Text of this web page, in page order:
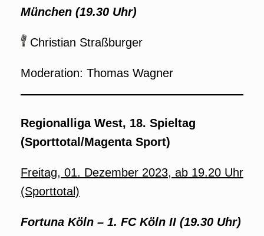
München (19.30 Uhr)
Christian Straßburger
Moderation: Thomas Wagner
Regionalliga West, 18. Spieltag
(Sporttotal/Magenta Sport)
Freitag, 01. Dezember 2023, ab 19.20 Uhr
(Sporttotal)
Fortuna Köln – 1. FC Köln II (19.30 Uhr)